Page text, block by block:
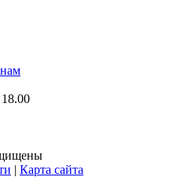
| Карта сайта